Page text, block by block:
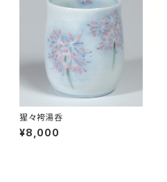
猩々袴湯呑
¥8,000